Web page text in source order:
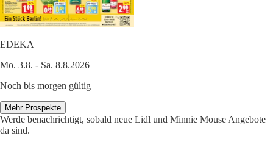
EDEKA
Mo. 3.8. - Sa. 8.8.2026
Noch bis morgen gültig
Mehr Prospekte
Werde benachrichtigt, sobald neue Lidl und Minnie Mouse Angebote
da sind.